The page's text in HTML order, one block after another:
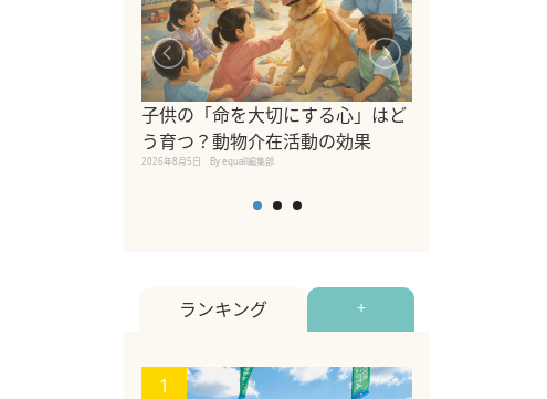
子供の「命を大切にする心」はど
う育つ？動物介在活動の効果
2026年8月5日 By equall編集部
ランキング +
1